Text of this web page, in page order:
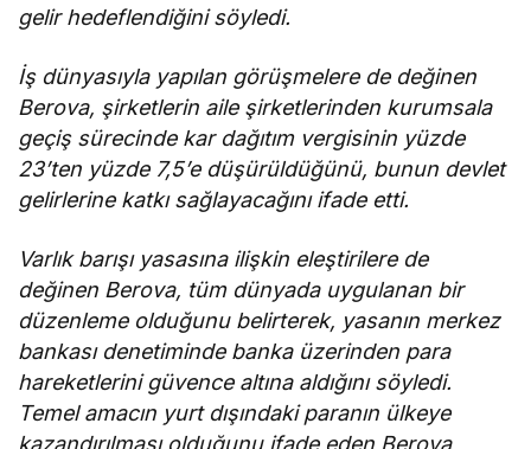
gelir hedeflendiğini söyledi.
İş dünyasıyla yapılan görüşmelere de değinen
Berova, şirketlerin aile şirketlerinden kurumsala
geçiş sürecinde kar dağıtım vergisinin yüzde
23’ten yüzde 7,5’e düşürüldüğünü, bunun devlet
gelirlerine katkı sağlayacağını ifade etti.
Varlık barışı yasasına ilişkin eleştirilere de
değinen Berova, tüm dünyada uygulanan bir
düzenleme olduğunu belirterek, yasanın merkez
bankası denetiminde banka üzerinden para
hareketlerini güvence altına aldığını söyledi.
Temel amacın yurt dışındaki paranın ülkeye
kazandırılması olduğunu ifade eden Berova,